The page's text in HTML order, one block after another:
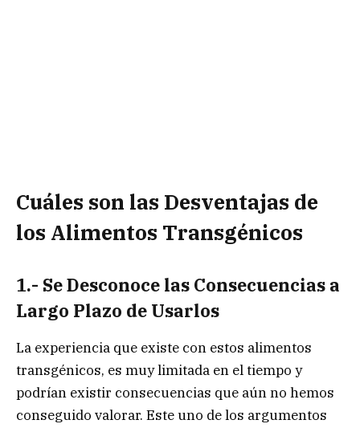
Cuáles son las Desventajas de
los Alimentos Transgénicos
1.- Se Desconoce las Consecuencias a
Largo Plazo de Usarlos
La experiencia que existe con estos alimentos
transgénicos, es muy limitada en el tiempo y
podrían existir consecuencias que aún no hemos
conseguido valorar. Este uno de los argumentos